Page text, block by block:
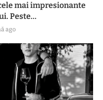
mai impresionante
Peste...
ago